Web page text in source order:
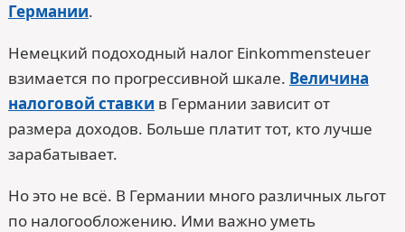
Германии.
Немецкий подоходный налог Einkommensteuer
взимается по прогрессивной шкале. Величина
налоговой ставки в Германии зависит от
размера доходов. Больше платит тот, кто лучше
зарабатывает.
Но это не всё. В Германии много различных льгот
по налогообложению. Ими важно уметь